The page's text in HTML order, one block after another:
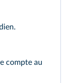
compte au